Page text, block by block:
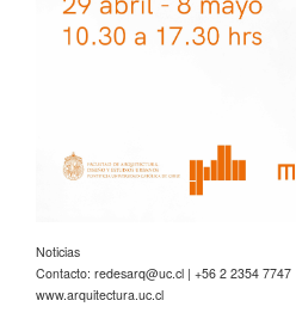
Noticias
Contacto: redesarq@uc.cl | +56 2 2354 7747
www.arquitectura.uc.cl